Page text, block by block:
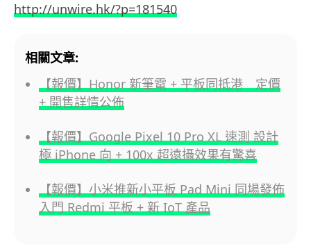
http://unwire.hk/?p=181540
相關文章:
【報價】Honor 新筆電 + 平板同抵港 定價
+ 開售詳情公佈
【報價】Google Pixel 10 Pro XL 速測 設計
極 iPhone 向 + 100x 超遠攝效果有驚喜
【報價】小米推新小平板 Pad Mini 同場發佈
入門 Redmi 平板 + 新 IoT 產品